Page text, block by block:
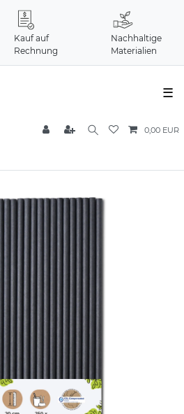
Kauf auf
Rechnung
Nachhaltige
Materialien
☰
0,00 EUR